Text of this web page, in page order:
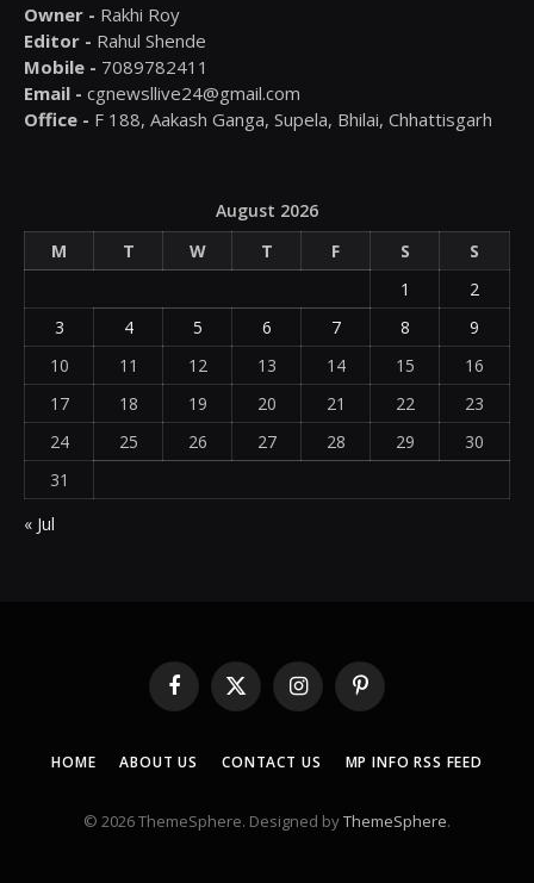
Owner - Rakhi Roy
Editor - Rahul Shende
Mobile - 7089782411
Email - cgnewsllive24@gmail.com
Office - F 188, Aakash Ganga, Supela, Bhilai, Chhattisgarh
August 2026
M
T W T F S
S
1
2
3
4 5 6 7 8
9
10
11 12 13 14 15
16
17
18 19 20 21 22
23
24
25 26 27 28 29
30
31
« Jul
Facebook
X
(Twitter)
InstagramPinterest
HOME ABOUT US CONTACT US MP INFO RSS FEED
© 2026 ThemeSphere. Designed byThemeSphere.